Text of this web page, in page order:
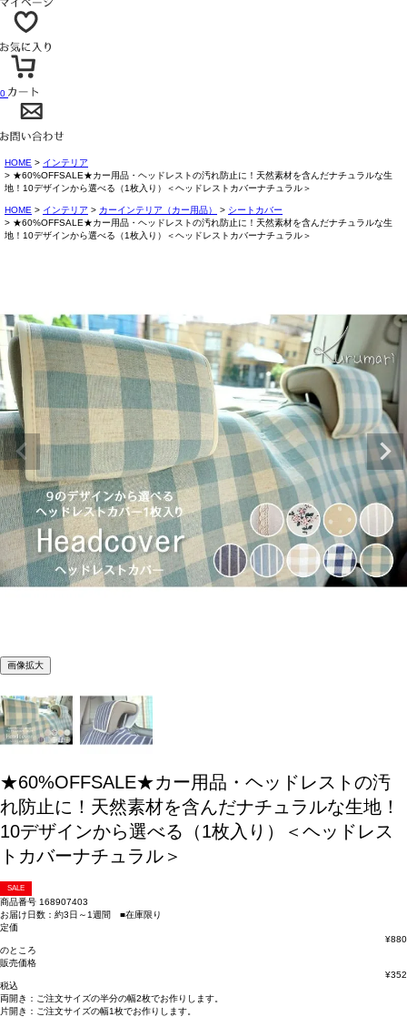
0
HOME
インテリア
★60%OFFSALE★カー用品・ヘッドレストの汚れ防止に！天然素材を含んだナチュラルな生
地！10デザインから選べる（1枚入り）＜ヘッドレストカバーナチュラル＞
HOME インテリア カーインテリア（カー用品）
シートカバー
★60%OFFSALE★カー用品・ヘッドレストの汚れ防止に！天然素材を含んだナチュラルな生
地！10デザインから選べる（1枚入り）＜ヘッドレストカバーナチュラル＞
画像拡大
★60%OFFSALE★カー用品・ヘッドレストの汚
れ防止に！天然素材を含んだナチュラルな生地！
10デザインから選べる（1枚入り）＜ヘッドレス
トカバーナチュラル＞
SALE
商品番号 168907403
お届け日数：約3日～1週間 ■在庫限り
定価
¥880
のところ
販売価格
¥352
税込
両開き： ご注文サイズの半分の幅2枚でお作りします。
片開き： ご注文サイズの幅1枚でお作りします。